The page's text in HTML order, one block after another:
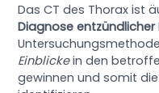
Das CT des Thorax ist
Diagnose entzündlicher
Einblickein den
gewinnen und somit